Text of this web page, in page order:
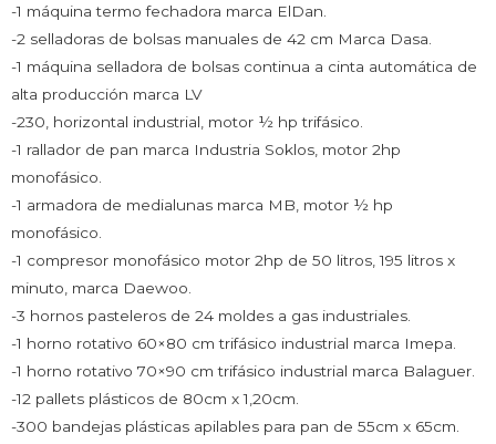
-1 máquina termo fechadora marca ElDan.
-2 selladoras de bolsas manuales de 42 cm Marca Dasa.
-1 máquina selladora de bolsas continua a cinta automática de
alta producción marca LV
-230, horizontal industrial, motor ½ hp trifásico.
-1 rallador de pan marca Industria Soklos, motor 2hp
monofásico.
-1 armadora de medialunas marca MB, motor ½ hp
monofásico.
-1 compresor monofásico motor 2hp de 50 litros, 195 litros x
minuto, marca Daewoo.
-3 hornos pasteleros de 24 moldes a gas industriales.
-1 horno rotativo 60×80 cm trifásico industrial marca Imepa.
-1 horno rotativo 70×90 cm trifásico industrial marca Balaguer.
-12 pallets plásticos de 80cm x 1,20cm.
-300 bandejas plásticas apilables para pan de 55cm x 65cm.